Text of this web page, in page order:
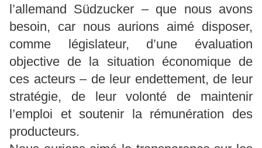
l’allemand Südzucker – que nous avons
besoin, car nous aurions aimé disposer,
comme législateur, d’une évaluation
objective de la situation économique de
ces acteurs – de leur endettement, de leur
stratégie, de leur volonté de maintenir
l’emploi et soutenir la rémunération des
producteurs.